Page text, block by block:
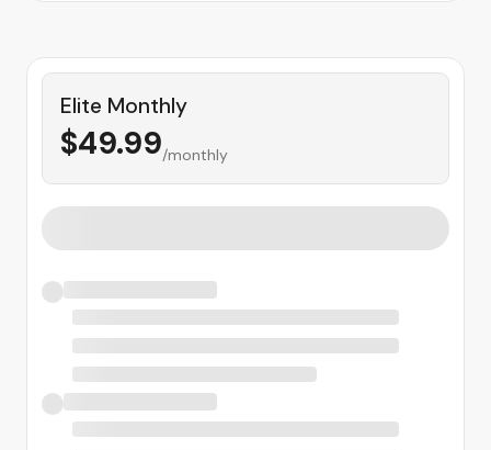
Elite Monthly
$49.99/monthly